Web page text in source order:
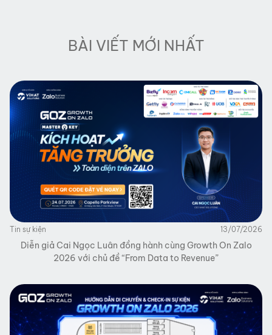
BÀI VIẾT MỚI NHẤT
Tin sự kiện 13/07/2026
Diễn giả Cai Ngọc Luân đồng hành cùng Growth On Zalo
2026 với chủ đề “From Data to Revenue”